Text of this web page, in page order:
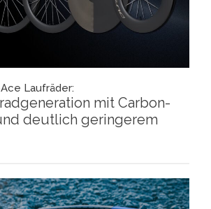
Laufräder:
mit Carbon-
deutlich geringerem